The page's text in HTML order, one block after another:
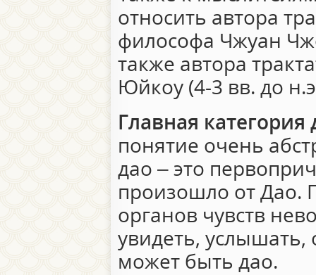
относить автора
философа Чжуан
также автора
Юйкоу (4-3 вв. до
Главная
понятие очень
дао – это
произошло от Дао.
органов чувств
увидеть, услышать,
может быть дао.